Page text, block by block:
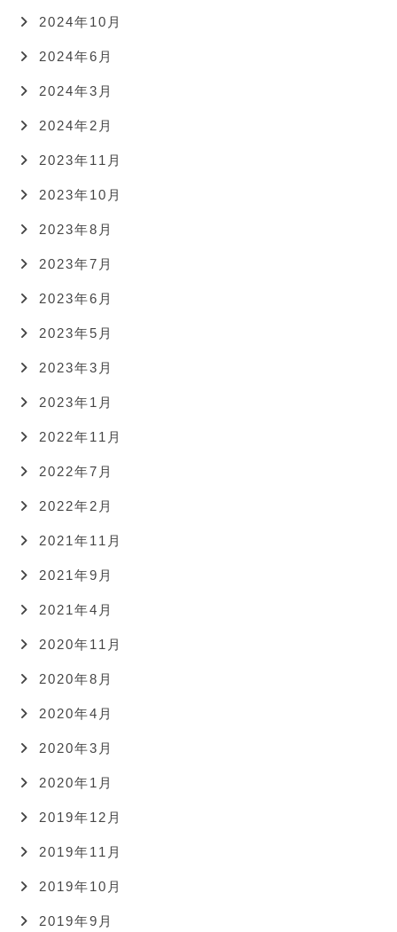
2024年10月
2024年6月
2024年3月
2024年2月
2023年11月
2023年10月
2023年8月
2023年7月
2023年6月
2023年5月
2023年3月
2023年1月
2022年11月
2022年7月
2022年2月
2021年11月
2021年9月
2021年4月
2020年11月
2020年8月
2020年4月
2020年3月
2020年1月
2019年12月
2019年11月
2019年10月
2019年9月